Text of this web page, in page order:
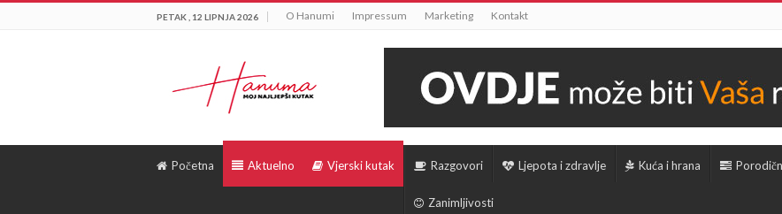
PETAK , 12 LIPNJA 2026 O Hanumi Impressum Marketing Kontakt
Početna Aktuelno Vjerski kutak Razgovori Ljepota i zdravlje Kuća i hrana
Zanimljivosti